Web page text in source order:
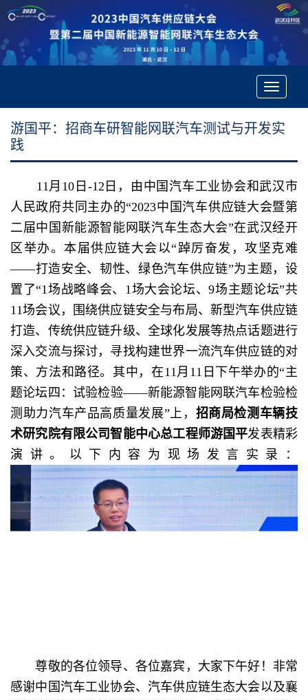
Toggle
游国平：招商车研智能网联汽车测试与开发实
践
11月10日-12日，由中国汽车工业协会和武汉市
人民政府共同主办的“2023中国汽车供应链大会暨第
二届中国新能源智能网联汽车生态大会”在武汉经开
区举办。本届供应链大会以“踔厉奋发，攻坚克难
——打造安全、韧性、绿色汽车供应链”为主题，设
置了“1场战略峰会、1场大会论坛、9场主题论坛”共
11场会议，围绕供应链安全与布局、新型汽车供应链
打造、传统供应链升级、全球化发展等热点话题进行
深入交流与探讨，寻找构建世界一流汽车供应链的对
策、方法和路径。其中，在11月11日下午举办的“主
题论坛四：试验检验——新能源智能网联汽车检验检
测助力汽车产品高质量发展”上， 招商局检测车辆技
术研究院有限公司智能中心总工程师游国平发表精彩
演讲。以下内容为现场发言实录：
尊敬的各位领导、各位嘉宾，大家下午好！非常
感谢中国汽车工业协会、汽车供应链生态大会以及襄